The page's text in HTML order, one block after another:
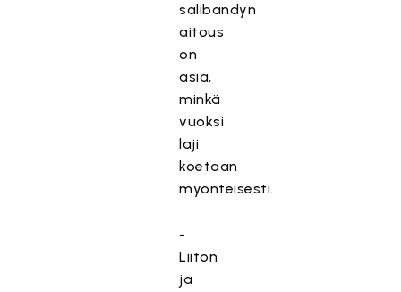
salibandyn
aitous
on
asia,
minkä
vuoksi
laji
koetaan
myönteisesti.
-
Liiton
ja